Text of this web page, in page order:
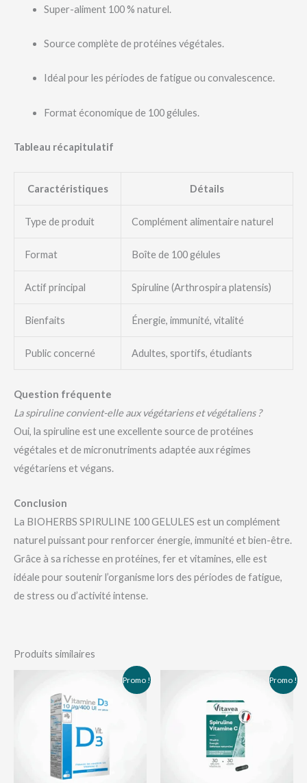
Super-aliment 100 % naturel.
Source complète de protéines végétales.
Idéal pour les périodes de fatigue ou convalescence.
Format économique de 100 gélules.
Tableau récapitulatif
Caractéristiques Détails
Type de produit Complément alimentaire naturel
Format Boîte de 100 gélules
Actif principal Spiruline (Arthrospira platensis)
Bienfaits Énergie, immunité, vitalité
Public concerné Adultes, sportifs, étudiants
Question fréquente
La spiruline convient-elle aux végétariens et végétaliens ?
Oui, la spiruline est une excellente source de protéines
végétales et de micronutriments adaptée aux régimes
végétariens et végans.
Conclusion
La BIOHERBS SPIRULINE 100 GELULES est un complément
naturel puissant pour renforcer énergie, immunité et bien-être.
Grâce à sa richesse en protéines, fer et vitamines, elle est
idéale pour soutenir l’organisme lors des périodes de fatigue,
de stress ou d’activité intense.
Produits similaires
Promo !
initial
était :
prix
est :
Promo !
initial
était :
prix